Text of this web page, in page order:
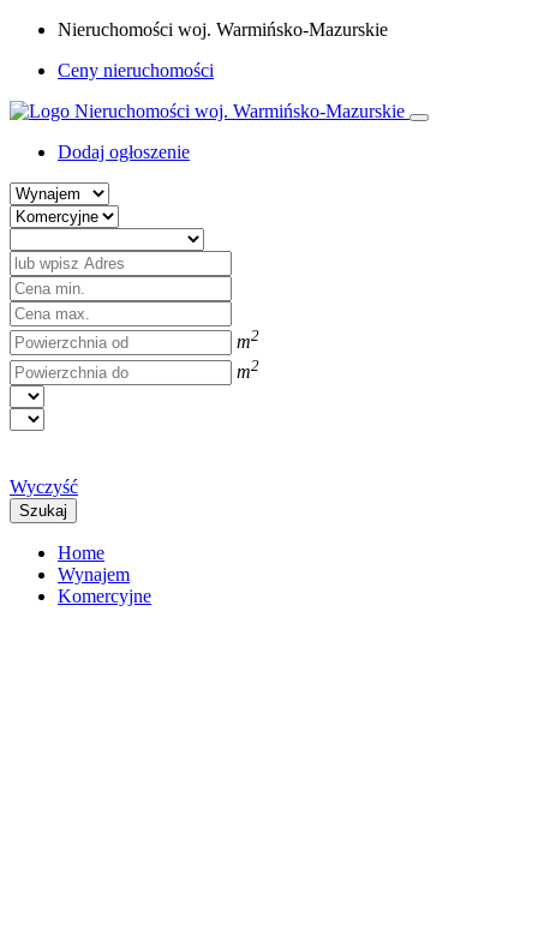
Nieruchomości woj. Warmińsko-Mazurskie
Ceny nieruchomości
Dodaj ogłoszenie
m2
m2
Wyczyść
Szukaj
Home
Wynajem
Komercyjne